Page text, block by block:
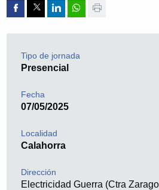
Compartir por Facebook
Compartir por Twitter
Compartir por Linkedin
Compartir por
Imprimir
Tipo de jornada
Presencial
Fecha
07/05/2025
Localidad
Calahorra
Dirección
Electricidad Guerra (Ctra